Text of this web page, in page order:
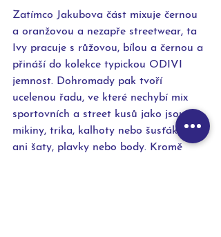
Zatímco Jakubova část mixuje černou
a oranžovou a nezapře streetwear, ta
Ivy pracuje s růžovou, bílou a černou a
přináší do kolekce typickou ODIVI
jemnost. Dohromady pak tvoří
ucelenou řadu, ve které nechybí mix
sportovních a street kusů jako jsou
mikiny, trika, kalhoty nebo šusťáky, ale
ani šaty, plavky nebo body. Kromě